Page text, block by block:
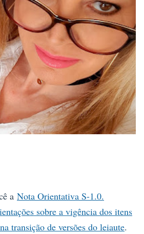
a Nota Orientativa S-1.0.
sobre a vigência dos itens
transição de versões do leiaute.